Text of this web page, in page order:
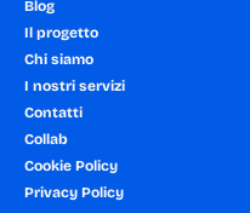
Blog
Il progetto
Chi siamo
I nostri servizi
Contatti
Collab
Cookie Policy
Privacy Policy